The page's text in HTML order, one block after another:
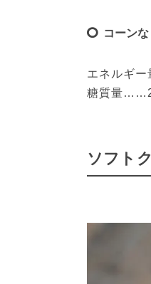
コーン
エネルギ
糖質量
ソフト